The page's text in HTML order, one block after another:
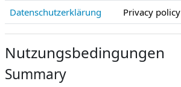
Datenschutzerklärung
Privacy policy
Nutzungsbedingungen
Summary